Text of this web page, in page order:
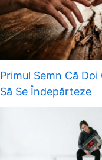
Primul Semn Că
Să Se Îndepărteze